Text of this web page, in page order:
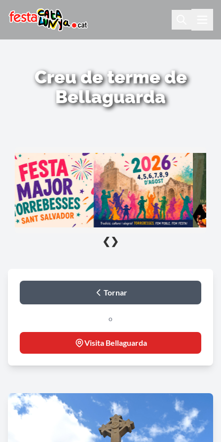
Creu de terme de
Bellaguarda
❮ ❯
Tornar
o
Visita Bellaguarda